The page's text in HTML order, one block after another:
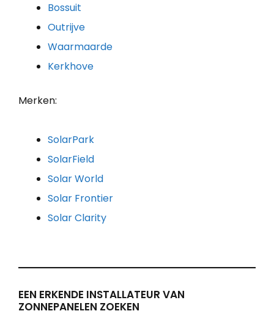
Bossuit
Outrijve
Waarmaarde
Kerkhove
Merken:
SolarPark
SolarField
Solar World
Solar Frontier
Solar Clarity
EEN ERKENDE INSTALLATEUR VAN
ZONNEPANELEN ZOEKEN